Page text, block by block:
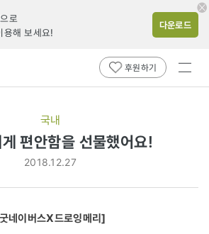
으로
용해 보세요!
다운로드
후원하기
전체
국내
편안함을 선물했어요!
2018.12.27
네이버스X드로잉메리]